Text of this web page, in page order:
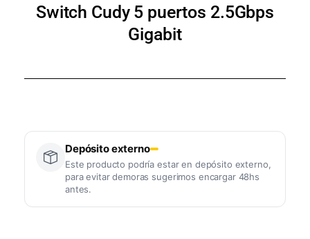
Switch Cudy 5 puertos 2.5Gbps
Gigabit
Depósito externo
Este producto podría estar en depósito externo,
para evitar demoras sugerimos encargar 48hs
antes.